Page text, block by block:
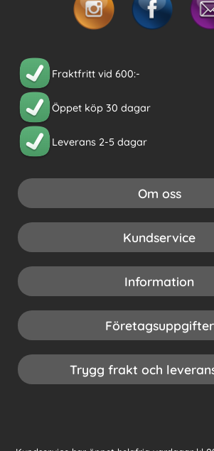
Fraktfritt vid 600:-
Öppet köp 30 dagar
Leverans 2-5 dagar
Om oss
Kundservice
Information
Företagsuppgifter
Trygg frakt och